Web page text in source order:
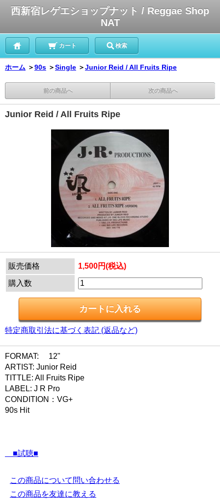
西新宿レゲエショップナット / Reggae Shop
NAT
カート 検索
ホーム ＞90s ＞Single ＞Junior Reid / All Fruits Ripe
前の商品へ 次の商品へ
Junior Reid / All Fruits Ripe
販売価格 1,500円(税込)
購入数
特定商取引法に基づく表記 (返品など)
FORMAT: 12"
ARTIST: Junior Reid
TITTLE: All Fruits Ripe
LABEL: J R Pro
CONDITION：VG+
90s Hit
■試聴■
この商品について問い合わせる
この商品を友達に教える